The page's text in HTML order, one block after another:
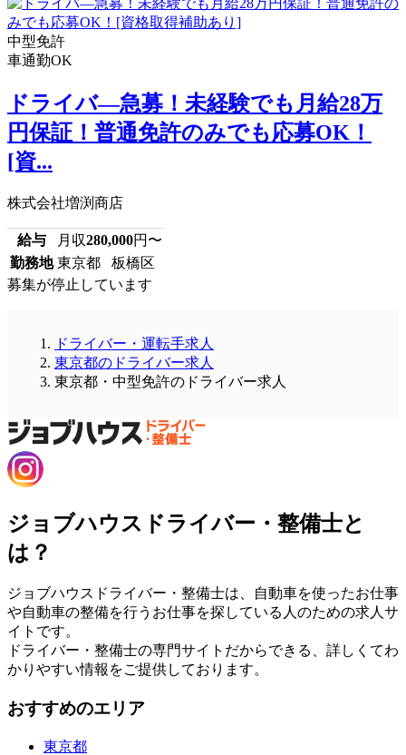
中型免許
車通勤OK
ドライバ―急募！未経験でも月給28万
円保証！普通免許のみでも応募OK！
[資...
株式会社増渕商店
給与 月収280,000円〜
勤務地 東京都 板橋区
募集が停止しています
ドライバー・運転手求人
東京都のドライバー求人
東京都・中型免許のドライバー求人
ジョブハウスドライバー・整備士と
は？
ジョブハウスドライバー・整備士は、自動車を使ったお仕事
や自動車の整備を行うお仕事を探している人のための求人サ
イトです。
ドライバー・整備士の専門サイトだからできる、詳しくてわ
かりやすい情報をご提供しております。
おすすめのエリア
東京都